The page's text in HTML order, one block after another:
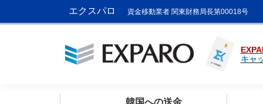
エクスパロ 資金移動業者 関東財務局長第00018号
キャ
韓国への送金